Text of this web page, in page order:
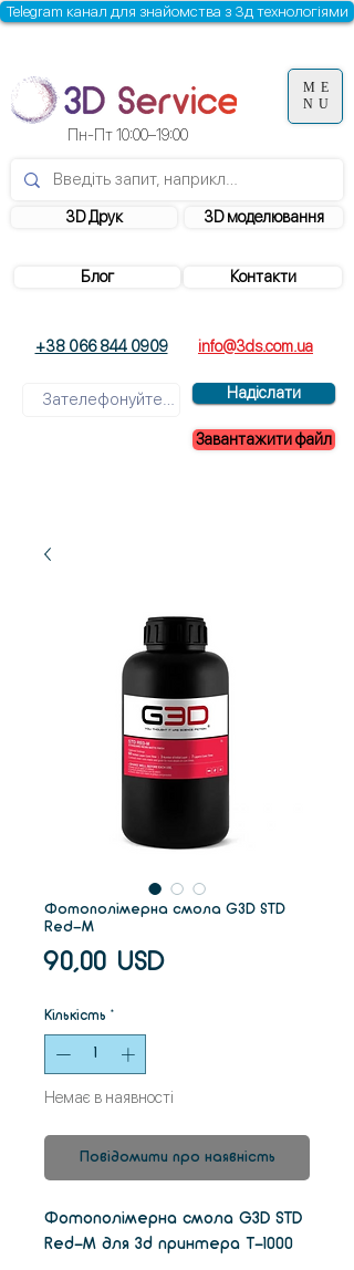
3D моделювання
Контакти
3D Друк
+38 066 844 0909 info@3ds.com.ua
Надіслати
Завантажити файл
Блог
Пн-Пт 10:00–19:00
Telegram канал для знайомства з 3д технологіями
ME
NU
Фотополімерна смола G3D STD
Red-M
90,00 USDЦіна
Кількість *
Немає в наявності
Повідомити про наявність
Фотополімерна смола G3D STD
Red-M для 3d принтера T-1000